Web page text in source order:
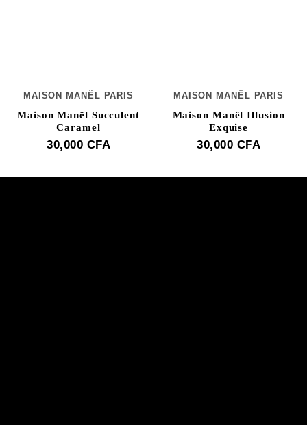
MAISON MANËL PARIS
Maison Manël Succulent
Caramel
30,000 CFA
MAISON MANËL PARIS
Maison Manël Illusion
Exquise
30,000 CFA